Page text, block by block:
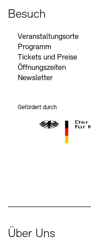
Besuch
Veranstaltungsorte
Programm
Tickets und Preise
Öffnungszeiten
Newsletter
Gefördert durch
Über Uns